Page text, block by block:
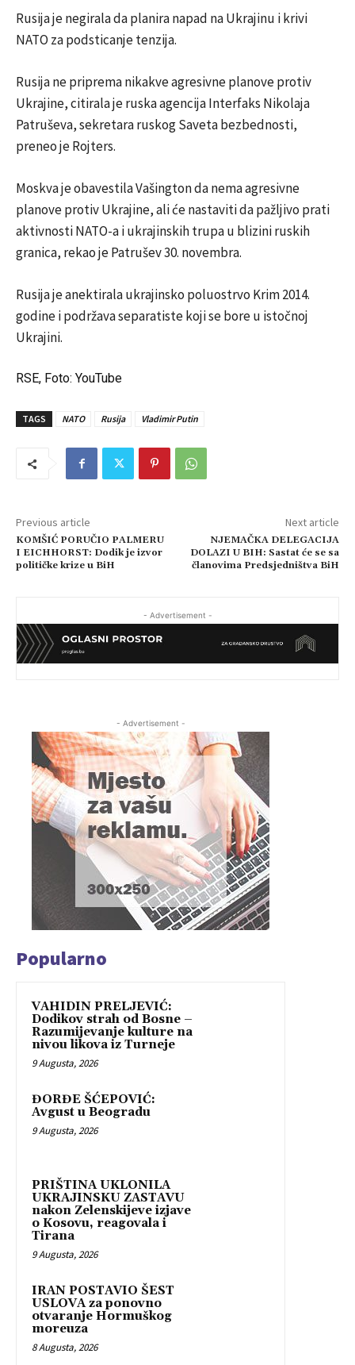
Rusija je negirala da planira napad na Ukrajinu i krivi
NATO za podsticanje tenzija.
Rusija ne priprema nikakve agresivne planove protiv
Ukrajine, citirala je ruska agencija Interfaks Nikolaja
Patruševa, sekretara ruskog Saveta bezbednosti,
preneo je Rojters.
Moskva je obavestila Vašington da nema agresivne
planove protiv Ukrajine, ali će nastaviti da pažljivo prati
aktivnosti NATO-a i ukrajinskih trupa u blizini ruskih
granica, rekao je Patrušev 30. novembra.
Rusija je anektirala ukrajinsko poluostrvo Krim 2014.
godine i podržava separatiste koji se bore u istočnoj
Ukrajini.
RSE, Foto: YouTube
TAGS NATO Rusija Vladimir Putin
Previous article
KOMŠIĆ PORUČIO PALMERU
I EICHHORST: Dodik je izvor
političke krize u BiH
Next article
NJEMAČKA DELEGACIJA
DOLAZI U BIH: Sastat će se sa
članovima Predsjedništva BiH
- Advertisement -
- Advertisement -
Popularno
VAHIDIN PRELJEVIĆ:
Dodikov strah od Bosne –
Razumijevanje kulture na
nivou likova iz Turneje
9 Augusta, 2026
ĐORĐE ŠĆEPOVIĆ:
Avgust u Beogradu
9 Augusta, 2026
PRIŠTINA UKLONILA
UKRAJINSKU ZASTAVU
nakon Zelenskijeve izjave
o Kosovu, reagovala i
Tirana
9 Augusta, 2026
IRAN POSTAVIO ŠEST
USLOVA za ponovno
otvaranje Hormuškog
moreuza
8 Augusta, 2026